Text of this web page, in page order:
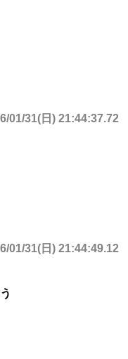
01/31(日) 21:44:37.72
01/31(日) 21:44:49.12